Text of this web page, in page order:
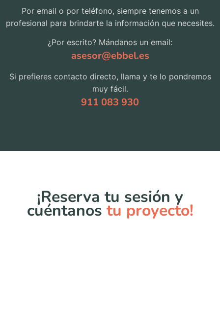
Por email o por teléfono, siempre tenemos a un
profesional para brindarte la información que necesites.
¿Por escrito? Mándanos un email:
asesor@ebbel.es
Si prefieres contacto directo, llama y te lo pondremos
muy fácil.
911 083 930
¡Reserva tu sesión y
cuéntanostu proyecto!